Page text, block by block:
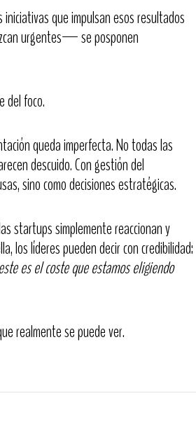
que impulsan esos resultados
urgentes— se posponen
del foco.
queda imperfecta. No todas las
descuido. Con gestión del
sino como decisiones estratégicas.
startups simplemente reaccionan y
los líderes pueden decir con credibilidad:
es el coste que estamos eligiendo
realmente se puede ver.